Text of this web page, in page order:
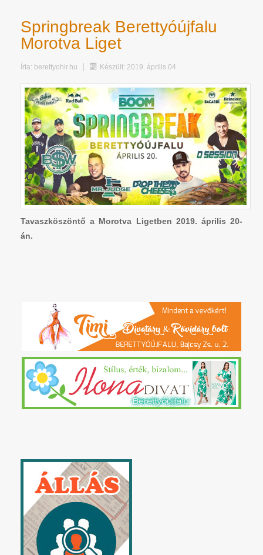
Springbreak Berettyóújfalu
Morotva Liget
Írta: berettyohir.hu Készült: 2019. április 04.
Tavaszköszöntő a Morotva Ligetben 2019. április 20-
án.